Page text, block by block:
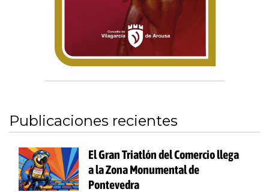
Publicaciones recientes
El Gran Triatlón del Comercio llega
a la Zona Monumental de
Pontevedra